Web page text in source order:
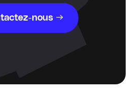
nous →